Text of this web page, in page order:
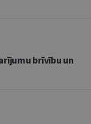
brīvību un